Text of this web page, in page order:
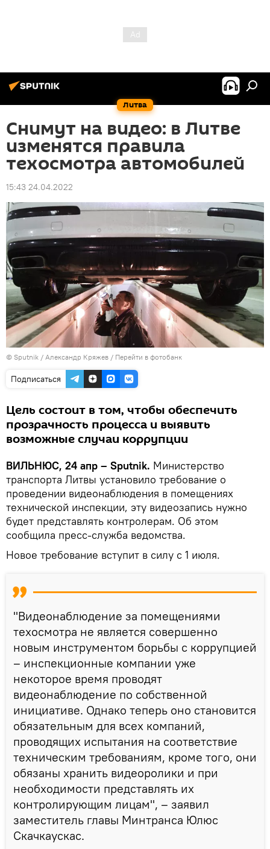
Литва
Снимут на видео: в Литве
изменятся правила
техосмотра автомобилей
15:43 24.04.2022
© Sputnik / Александр Кряжев / Перейти в фотобанк
Подписаться
Цель состоит в том, чтобы обеспечить
прозрачность процесса и выявить
возможные случаи коррупции
ВИЛЬНЮС, 24 апр – Sputnik. Министерство
транспорта Литвы установило требование о
проведении видеонаблюдения в помещениях
технической инспекции, эту видеозапись нужно
будет представлять контролерам. Об этом
сообщила пресс-служба ведомства.
Новое требование вступит в силу с 1 июля.
"Видеонаблюдение за помещениями
техосмотра не является совершенно
новым инструментом борьбы с коррупцией
– инспекционные компании уже
некоторое время проводят
видеонаблюдение по собственной
инициативе. Однако теперь оно становится
обязательным для всех компаний,
проводящих испытания на соответствие
техническим требованиям, кроме того, они
обязаны хранить видеоролики и при
необходимости представлять их
контролирующим лицам", – заявил
заместитель главы Минтранса Юлюс
Скачкаускас.